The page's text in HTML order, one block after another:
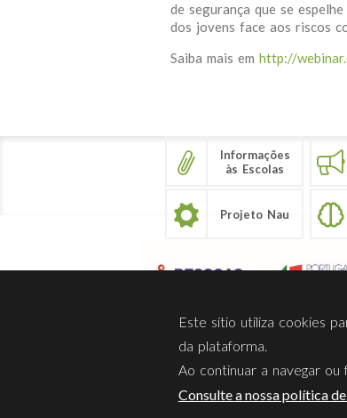
de segurança que se
dos jovens face aos riscos
Saiba mais em http://
Informações
às Escolas
Projeto Nau
Sobre Nós
Este sítio utiliza cookies
da plataforma.
Ao continuar a navegar
Consulte a nossa política